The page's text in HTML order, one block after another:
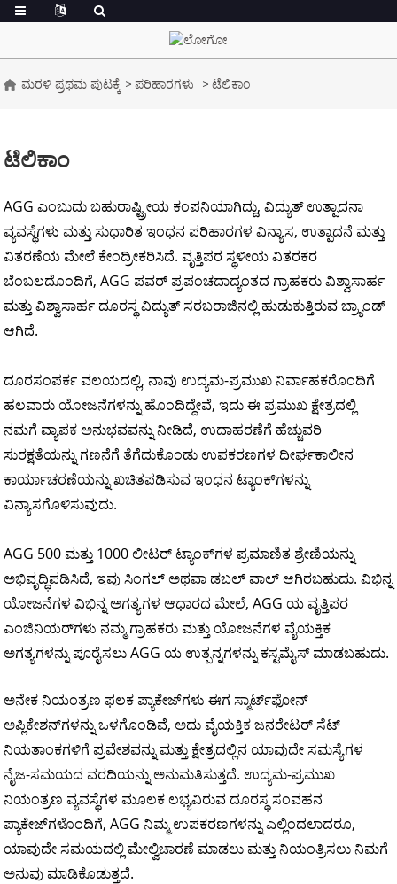
ಮರಳಿ ಪ್ರಥಮ ಪುಟಕ್ಕೆ ಪರಿಹಾರಗಳು ಟೆಲಿಕಾಂ
ಟೆಲಿಕಾಂ
AGG ಎಂಬುದು ಬಹುರಾಷ್ಟ್ರೀಯ ಕಂಪನಿಯಾಗಿದ್ದು, ವಿದ್ಯುತ್ ಉತ್ಪಾದನಾ
ವ್ಯವಸ್ಥೆಗಳು ಮತ್ತು ಸುಧಾರಿತ ಇಂಧನ ಪರಿಹಾರಗಳ ವಿನ್ಯಾಸ, ಉತ್ಪಾದನೆ ಮತ್ತು
ವಿತರಣೆಯ ಮೇಲೆ ಕೇಂದ್ರೀಕರಿಸಿದೆ. ವೃತ್ತಿಪರ ಸ್ಥಳೀಯ ವಿತರಕರ
ಬೆಂಬಲದೊಂದಿಗೆ, AGG ಪವರ್ ಪ್ರಪಂಚದಾದ್ಯಂತದ ಗ್ರಾಹಕರು ವಿಶ್ವಾಸಾರ್ಹ
ಮತ್ತು ವಿಶ್ವಾಸಾರ್ಹ ದೂರಸ್ಥ ವಿದ್ಯುತ್ ಸರಬರಾಜಿನಲ್ಲಿ ಹುಡುಕುತ್ತಿರುವ ಬ್ರ್ಯಾಂಡ್
ಆಗಿದೆ.
ದೂರಸಂಪರ್ಕ ವಲಯದಲ್ಲಿ, ನಾವು ಉದ್ಯಮ-ಪ್ರಮುಖ ನಿರ್ವಾಹಕರೊಂದಿಗೆ
ಹಲವಾರು ಯೋಜನೆಗಳನ್ನು ಹೊಂದಿದ್ದೇವೆ, ಇದು ಈ ಪ್ರಮುಖ ಕ್ಷೇತ್ರದಲ್ಲಿ
ನಮಗೆ ವ್ಯಾಪಕ ಅನುಭವವನ್ನು ನೀಡಿದೆ, ಉದಾಹರಣೆಗೆ ಹೆಚ್ಚುವರಿ
ಸುರಕ್ಷತೆಯನ್ನು ಗಣನೆಗೆ ತೆಗೆದುಕೊಂಡು ಉಪಕರಣಗಳ ದೀರ್ಘಕಾಲೀನ
ಕಾರ್ಯಾಚರಣೆಯನ್ನು ಖಚಿತಪಡಿಸುವ ಇಂಧನ ಟ್ಯಾಂಕ್‌ಗಳನ್ನು
ವಿನ್ಯಾಸಗೊಳಿಸುವುದು.
AGG 500 ಮತ್ತು 1000 ಲೀಟರ್ ಟ್ಯಾಂಕ್‌ಗಳ ಪ್ರಮಾಣಿತ ಶ್ರೇಣಿಯನ್ನು
ಅಭಿವೃದ್ಧಿಪಡಿಸಿದೆ, ಇವು ಸಿಂಗಲ್ ಅಥವಾ ಡಬಲ್ ವಾಲ್ ಆಗಿರಬಹುದು. ವಿಭಿನ್ನ
ಯೋಜನೆಗಳ ವಿಭಿನ್ನ ಅಗತ್ಯಗಳ ಆಧಾರದ ಮೇಲೆ, AGG ಯ ವೃತ್ತಿಪರ
ಎಂಜಿನಿಯರ್‌ಗಳು ನಮ್ಮ ಗ್ರಾಹಕರು ಮತ್ತು ಯೋಜನೆಗಳ ವೈಯಕ್ತಿಕ
ಅಗತ್ಯಗಳನ್ನು ಪೂರೈಸಲು AGG ಯ ಉತ್ಪನ್ನಗಳನ್ನು ಕಸ್ಟಮೈಸ್ ಮಾಡಬಹುದು.
ಅನೇಕ ನಿಯಂತ್ರಣ ಫಲಕ ಪ್ಯಾಕೇಜ್‌ಗಳು ಈಗ ಸ್ಮಾರ್ಟ್‌ಫೋನ್
ಅಪ್ಲಿಕೇಶನ್‌ಗಳನ್ನು ಒಳಗೊಂಡಿವೆ, ಅದು ವೈಯಕ್ತಿಕ ಜನರೇಟರ್ ಸೆಟ್
ನಿಯತಾಂಕಗಳಿಗೆ ಪ್ರವೇಶವನ್ನು ಮತ್ತು ಕ್ಷೇತ್ರದಲ್ಲಿನ ಯಾವುದೇ ಸಮಸ್ಯೆಗಳ
ನೈಜ-ಸಮಯದ ವರದಿಯನ್ನು ಅನುಮತಿಸುತ್ತದೆ. ಉದ್ಯಮ-ಪ್ರಮುಖ
ನಿಯಂತ್ರಣ ವ್ಯವಸ್ಥೆಗಳ ಮೂಲಕ ಲಭ್ಯವಿರುವ ದೂರಸ್ಥ ಸಂವಹನ
ಪ್ಯಾಕೇಜ್‌ಗಳೊಂದಿಗೆ, AGG ನಿಮ್ಮ ಉಪಕರಣಗಳನ್ನು ಎಲ್ಲಿಂದಲಾದರೂ,
ಯಾವುದೇ ಸಮಯದಲ್ಲಿ ಮೇಲ್ವಿಚಾರಣೆ ಮಾಡಲು ಮತ್ತು ನಿಯಂತ್ರಿಸಲು ನಿಮಗೆ
ಅನುವು ಮಾಡಿಕೊಡುತ್ತದೆ.